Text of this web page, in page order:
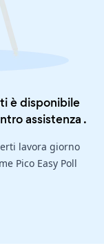
è disponibile
assistenza .
lavora giorno
Pico Easy Poll